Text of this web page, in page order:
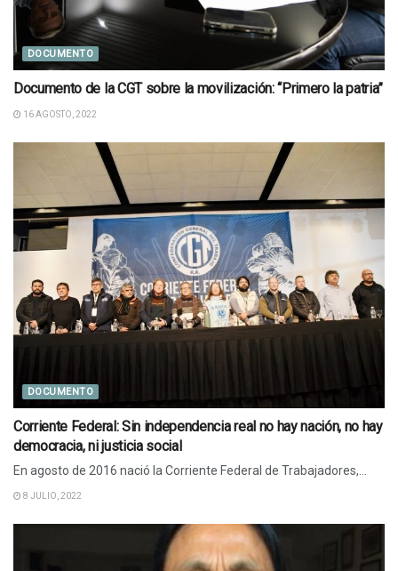
DOCUMENTO
Documento de la CGT sobre la movilización: “Primero la patria”
16 AGOSTO, 2022
DOCUMENTO
Corriente Federal: Sin independencia real no hay nación, no hay
democracia, ni justicia social
En agosto de 2016 nació la Corriente Federal de Trabajadores,...
8 JULIO, 2022